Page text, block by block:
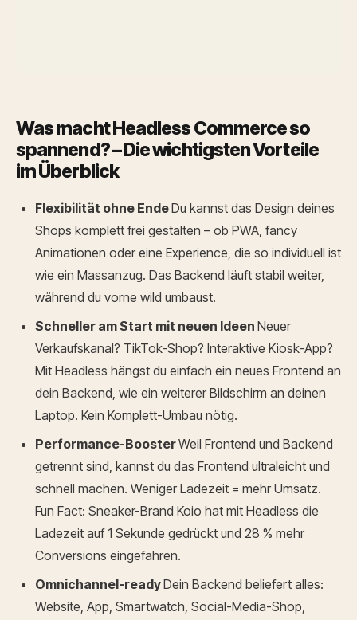
Was macht Headless Commerce so
spannend? – Die wichtigsten Vorteile
im Überblick
Flexibilität ohne EndeDu kannst das Design deines
Shops komplett frei gestalten – ob PWA, fancy
Animationen oder eine Experience, die so individuell ist
wie ein Massanzug. Das Backend läuft stabil weiter,
während du vorne wild umbaust.
Schneller am Start mit neuen Ideen Neuer
Verkaufskanal? TikTok-Shop? Interaktive Kiosk-App?
Mit Headless hängst du einfach ein neues Frontend an
dein Backend, wie ein weiterer Bildschirm an deinen
Laptop. Kein Komplett-Umbau nötig.
Performance-BoosterWeil Frontend und Backend
getrennt sind, kannst du das Frontend ultraleicht und
schnell machen. Weniger Ladezeit = mehr Umsatz.
Fun Fact: Sneaker-Brand Koio hat mit Headless die
Ladezeit auf 1 Sekunde gedrückt und 28 % mehr
Conversions eingefahren.
Omnichannel-readyDein Backend beliefert alles:
Website, App, Smartwatch, Social-Media-Shop,